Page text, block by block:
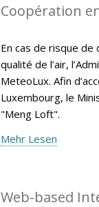
Coopération
En cas de risque
qualité de l’air,
MeteoLux. Afin
Luxembourg, le
"Meng Loft".
Mehr Lesen
Web-based